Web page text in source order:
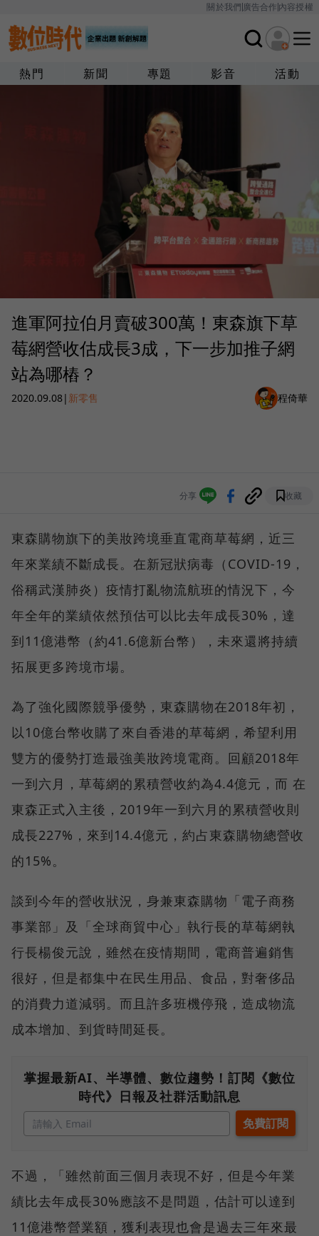
關於我們廣告合作內容授權
熱門 新聞 專題 影音 活動
進軍阿拉伯月賣破300萬！東森旗下草
莓網營收估成長3成，下一步加推子網
站為哪樁？
2020.09.08| 新零售 程倚華
分享 收藏
東森購物旗下的美妝跨境垂直電商草莓網，近三
年來業績不斷成長。在新冠狀病毒（COVID-19，
俗稱武漢肺炎）疫情打亂物流航班的情況下，今
年全年的業績依然預估可以比去年成長30%，達
到11億港幣（約41.6億新台幣），未來還將持續
拓展更多跨境市場。
為了強化國際競爭優勢，東森購物在2018年初，
以10億台幣收購了來自香港的草莓網，希望利用
雙方的優勢打造最強美妝跨境電商。回顧2018年
一到六月，草莓網的累積營收約為4.4億元，而 在
東森正式入主後，2019年一到六月的累積營收則
成長227%，來到14.4億元，約占東森購物總營收
的15%。
談到今年的營收狀況，身兼東森購物「電子商務
事業部」及「全球商貿中心」執行長的草莓網執
行長楊俊元說，雖然在疫情期間，電商普遍銷售
很好，但是都集中在民生用品、食品，對奢侈品
的消費力道減弱。而且許多班機停飛，造成物流
成本增加、到貨時間延長。
掌握最新AI、半導體、數位趨勢！訂閱《數位
時代》日報及社群活動訊息
不過，「雖然前面三個月表現不好，但是今年業
績比去年成長30%應該不是問題，估計可以達到
11億港幣營業額，獲利表現也會是過去三年來最